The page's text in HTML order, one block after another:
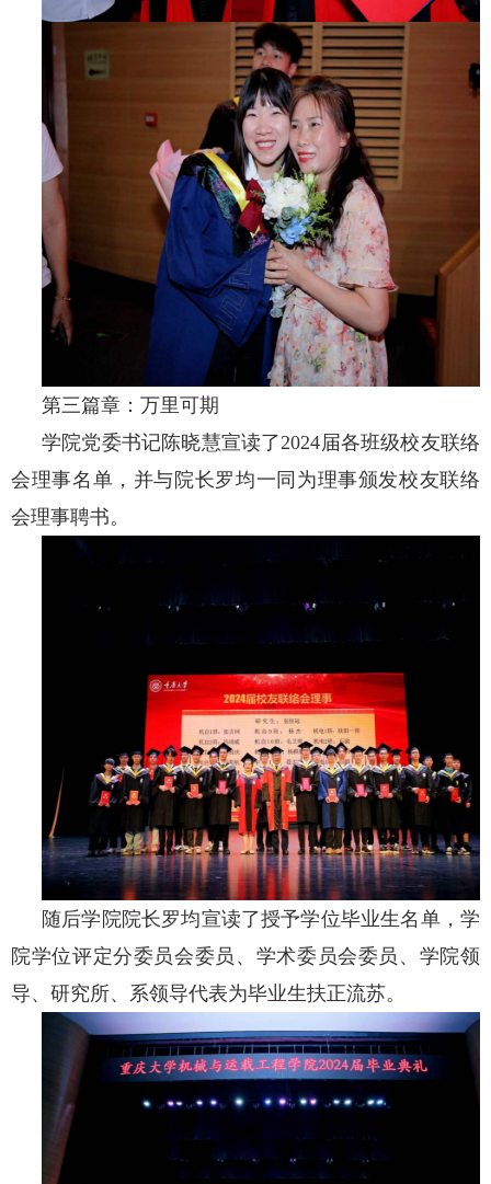
第三篇章：万里可期
学院党委书记陈晓慧宣读了2024届各班级校友联络
会理事名单，并与院长罗均一同为理事颁发校友联络
会理事聘书。
随后学院院长罗均宣读了授予学位毕业生名单，学
院学位评定分委员会委员、学术委员会委员、学院领
导、研究所、系领导代表为毕业生扶正流苏。